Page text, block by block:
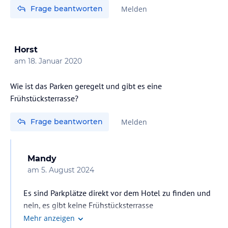
Frage beantworten Melden
Horst
am 18. Januar 2020
Wie ist das Parken geregelt und gibt es eine
Frühstücksterrasse?
Frage beantworten Melden
Mandy
am 5. August 2024
Es sind Parkplätze direkt vor dem Hotel zu finden und
nein, es gibt keine Frühstücksterrasse
Mehr anzeigen